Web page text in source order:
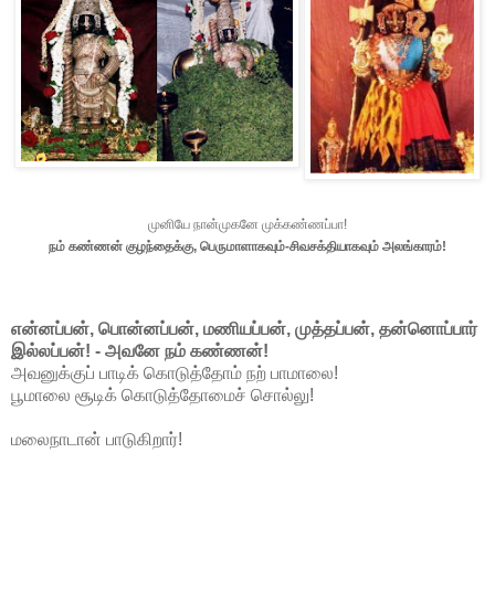
முனியே நான்முகனே முக்கண்ணப்பா!
நம் கண்ணன் குழந்தைக்கு, பெருமாளாகவும்-சிவசக்தியாகவும் அலங்காரம்!
என்னப்பன், பொன்னப்பன், மணியப்பன், முத்தப்பன், தன்னொப்பார்
இல்லப்பன்! - அவனே நம் கண்ணன்!
அவனுக்குப் பாடிக் கொடுத்தோம் நற் பாமாலை!
பூமாலை சூடிக் கொடுத்தோமைச் சொல்லு!
மலைநாடான் பாடுகிறார்!